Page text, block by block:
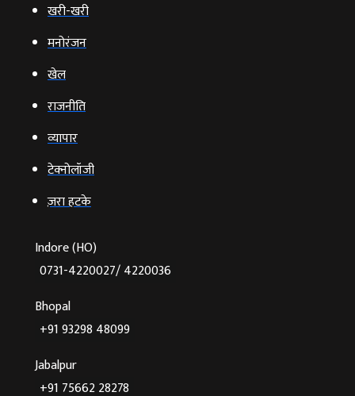
खरी-खरी
मनोरंजन
खेल
राजनीति
व्‍यापार
टेक्‍नोलॉजी
ज़रा हटके
Indore (HO)
0731-4220027/ 4220036
Bhopal
+91 93298 48099
Jabalpur
+91 75662 28278